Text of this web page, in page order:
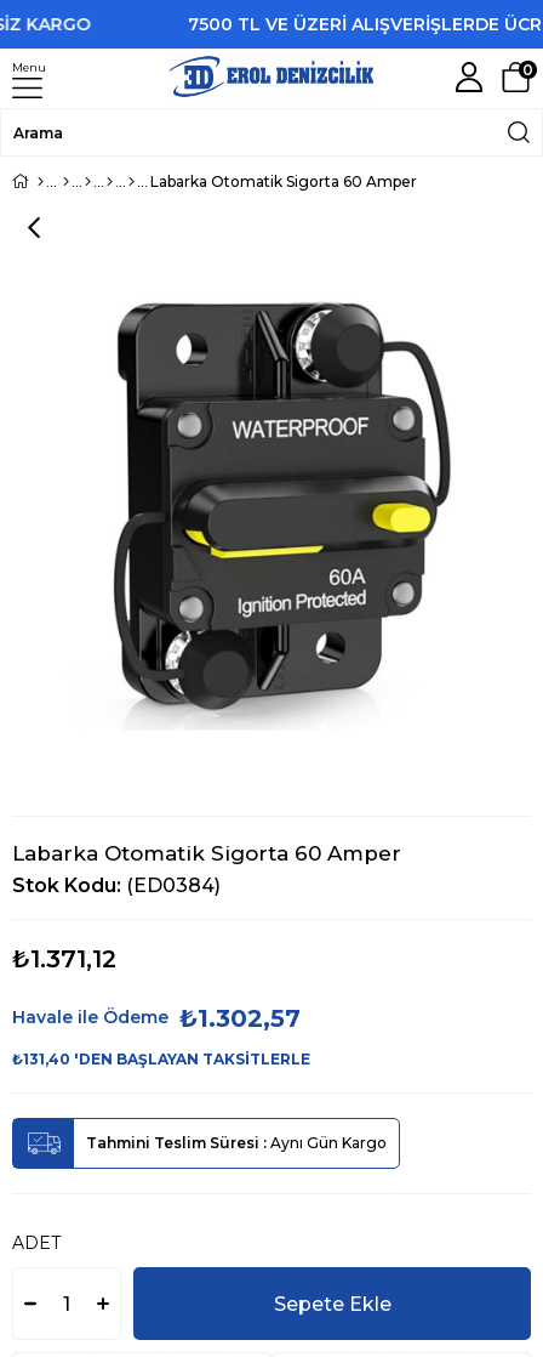
7500 TL VE ÜZERİ ALIŞVERİŞLERDE
Menu 0
Labarka Otomatik Sigorta 60 Amper
Labarka Otomatik Sigorta 60 Amper
Stok Kodu (ED0384)
₺1.371,12
Havale ile Ödeme ₺1.302,57
₺131,40 'DEN BAŞLAYAN TAKSITLERLE
Tahmini Teslim Süresi : Aynı Gün Kargo
ADET